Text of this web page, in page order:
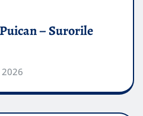
– Surorile